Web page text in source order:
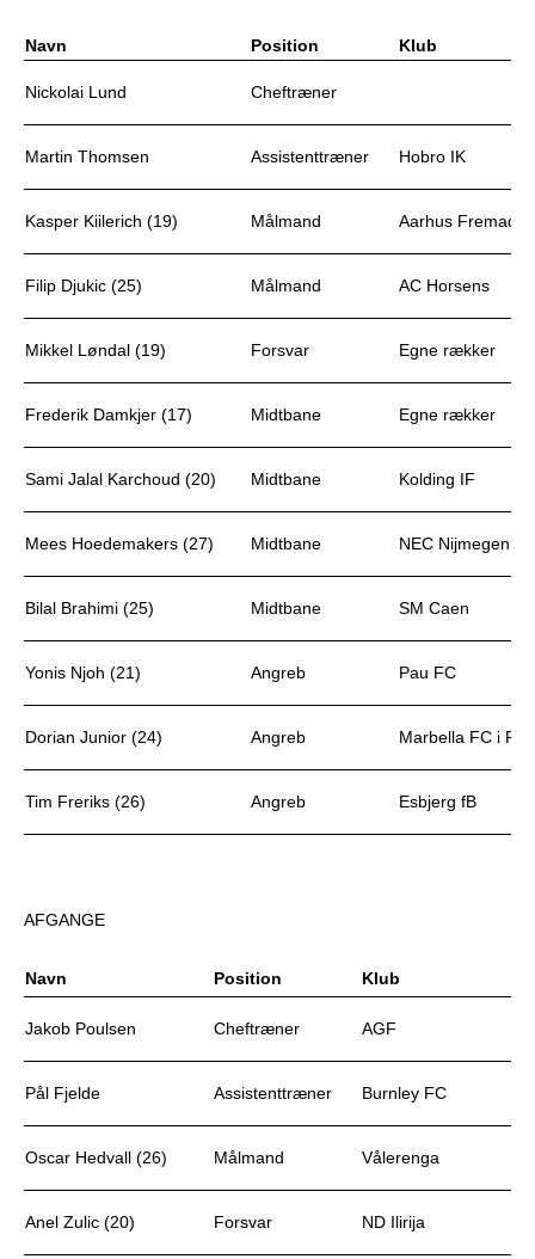
Navn Position Klub
Nickolai Lund Cheftræner
Martin Thomsen Assistenttræner Hobro IK
Kasper Kiilerich (19) Målmand Aarhus Fremad
Filip Djukic (25) Målmand AC Horsens
Mikkel Løndal (19) Forsvar Egne rækker
Frederik Damkjer (17) Midtbane Egne rækker
Sami Jalal Karchoud (20) Midtbane Kolding IF
Mees Hoedemakers (27) Midtbane NEC Nijmegen
Bilal Brahimi (25) Midtbane SM Caen
Yonis Njoh (21) Angreb Pau FC
Dorian Junior (24) Angreb Marbella FC i
Tim Freriks (26) Angreb Esbjerg fB
AFGANGE
Navn Position Klub
Jakob Poulsen Cheftræner AGF
Pål Fjelde Assistenttræner Burnley FC
Oscar Hedvall (26) Målmand Vålerenga
Anel Zulic (20) Forsvar ND Ilirija